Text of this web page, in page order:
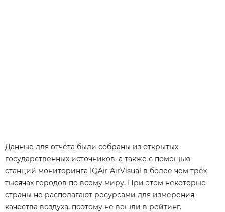
Данные для отчёта были собраны из открытых
государственных источников, а также с помощью
станций мониторинга IQAir AirVisual в более чем трёх
тысячах городов по всему миру. При этом некоторые
страны не располагают ресурсами для измерения
качества воздуха, поэтому не вошли в рейтинг.